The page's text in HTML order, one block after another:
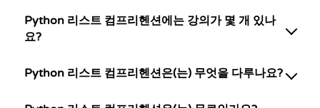
Python 리스트 컴프리헨션에는 강의가 몇 개 있나
요?
Python 리스트 컴프리헨션은(는) 무엇을 다루나요?